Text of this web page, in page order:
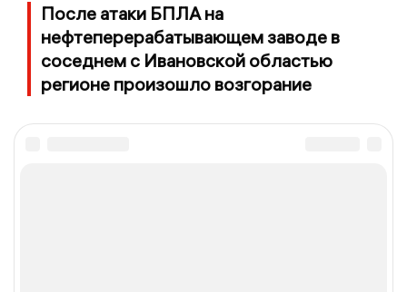
После атаки БПЛА на
нефтеперерабатывающем заводе в
соседнем с Ивановской областью
регионе произошло возгорание